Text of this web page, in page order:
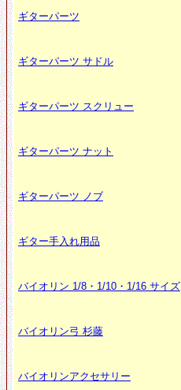
ギターパーツ
ギターパーツ サドル
ギターパーツ スクリュー
ギターパーツ ナット
ギターパーツ ノブ
ギター手入れ用品
バイオリン 1/8・1/10・1/16 サイズ
バイオリン弓 杉藤
バイオリンアクセサリー